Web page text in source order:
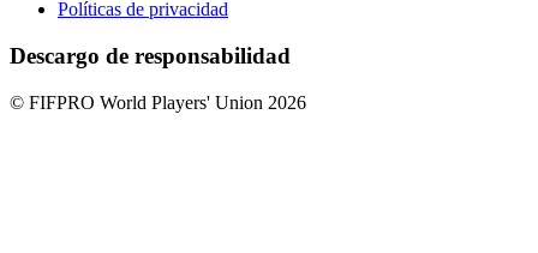
Políticas de privacidad
Descargo de responsabilidad
© FIFPRO World Players' Union 2026